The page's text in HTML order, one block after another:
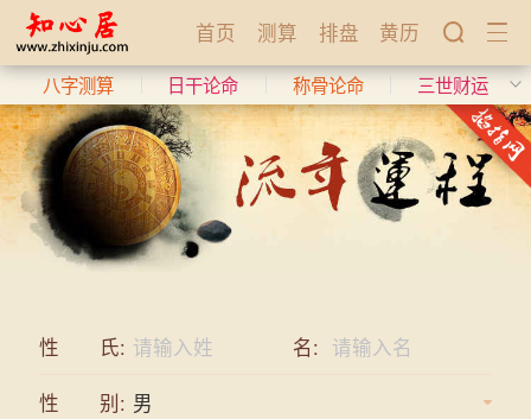
首页 测算 排盘 黄历
八字测算 日干论命 称骨论命 三世财运
性 氏:
名:
性 别: